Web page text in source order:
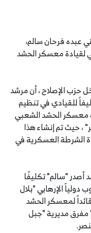
عبده فرحان سالم،
لقيادة معسكر الحشد
حزب الإصلاح ، أن مرشد
للقيادي في تنظيم
معسكر الحشد الشعبي
، حيث تم إنشاء هذا
الشرطة العسكرية في
أصدر "سالم" تكليفًا
الإرهابي "بلال
لمعسكر الحشد
مديرية "جبل